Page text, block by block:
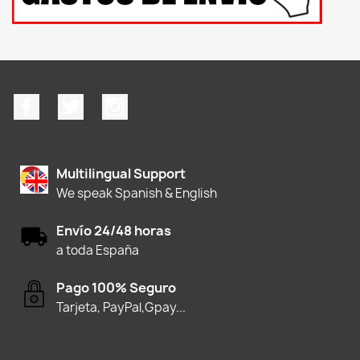
Multilingual Support
We speak Spanish & English
Envío 24/48 horas
a toda España
Pago 100% Seguro
Tarjeta, PayPal,Gpay...